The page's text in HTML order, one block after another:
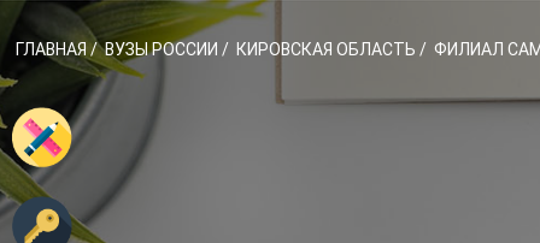
ГЛАВНАЯ / ВУЗЫ РОССИИ / КИРОВСКАЯ ОБЛАСТЬ / ФИЛИАЛ